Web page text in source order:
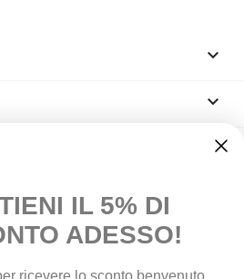



IL 5% DI
ADESSO!
ricevere lo sconto benvenuto